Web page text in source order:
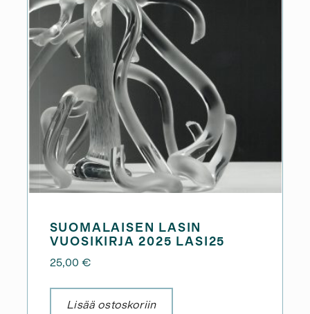
SUOMALAISEN LASIN
VUOSIKIRJA 2025 LASI25
25,00 €
Lisää ostoskoriin